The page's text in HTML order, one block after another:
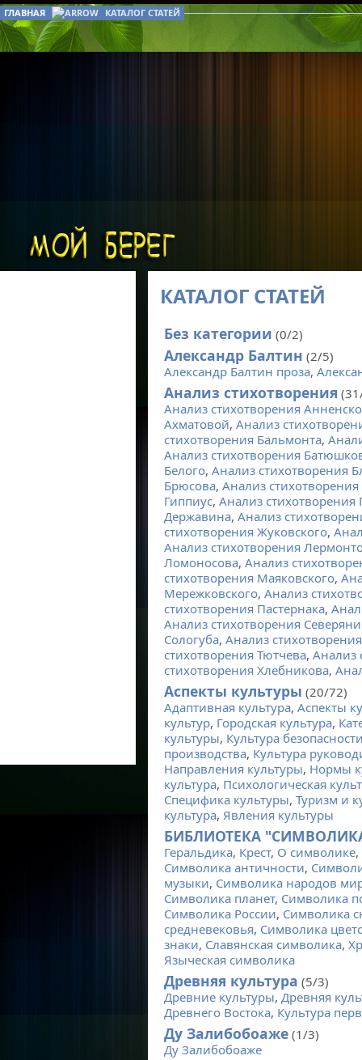
ГЛАВНАЯ КАТАЛОГ СТАТЕЙ
КАТАЛОГ СТАТЕЙ
Без категории (0/2)
Александр Балтин (2/5)
Александр Балтин проза,
Анализ стихотворения
Анализ стихотворения
Ахматовой, Анализ
стихотворения Бальмонта,
Анализ стихотворения
Белого, Анализ стихотворения
Брюсова, Анализ
Гиппиус, Анализ стихотворения
Державина, Анализ
стихотворения Жуковского,
Анализ стихотворения
Ломоносова, Анализ
стихотворения Маяковского,
Мережковского, Анализ
стихотворения Пастернака,
Анализ стихотворения
Сологуба, Анализ
стихотворения Тютчева, Анализ
стихотворения Хлебникова,
Аспекты культуры (20/72)
Адаптивная культура, Аспекты
культур, Городская культура,
культуры, Культура
производства, Культура
Направления культуры, Нормы
культура, Психологическая
Специфика культуры, Туризм и
культура, Явления культуры
БИБЛИОТЕКА
Геральдика, Крест, О символике,
Символика античности,
музыки, Символика народов
Символика планет, Символика
Символика России, Символика
средневековья, Символика
знаки, Славянская символика,
Языческая символика
Древняя культура (5/3)
Древние культуры, Древняя
Древнего Востока, Культура
Ду Залибобоаже(1/3)
Ду Залибобоаже